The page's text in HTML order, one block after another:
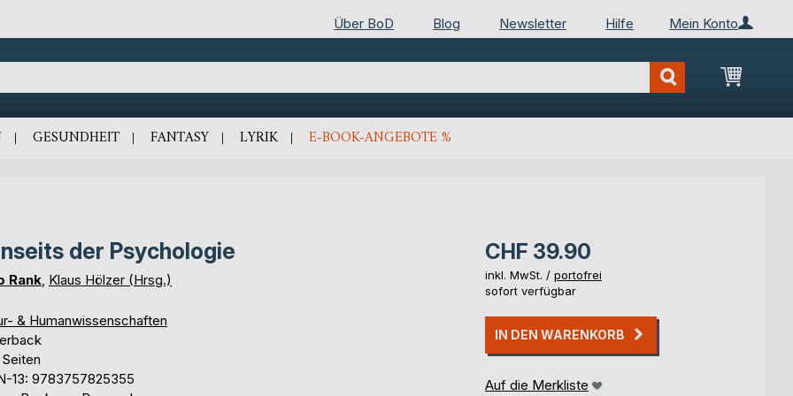
Mein Konto
Über BoD Blog Newsletter Hilfe
Mein
GESUNDHEIT FANTASY LYRIK E-BOOK-ANGEBOTE %
der Psychologie
Rank Klaus Hölzer (Hrsg.)
& Humanwissenschaften
13: 9783757825355
CHF 39.90
inkl. MwSt. / portofrei
sofort verfügbar
IN DEN WARENKORB
Auf die Merkliste